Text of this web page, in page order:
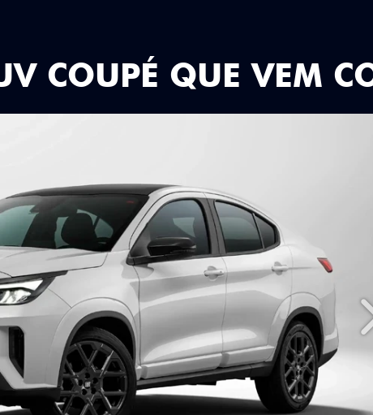
COUPÉ QUE VEM